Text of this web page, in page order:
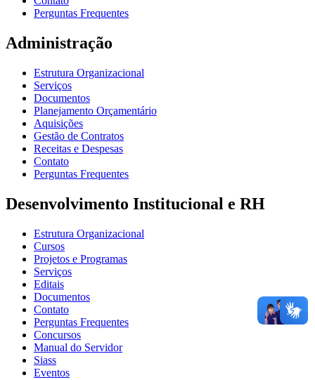
Perguntas Frequentes
Administração
Estrutura Organizacional
Serviços
Documentos
Planejamento Orçamentário
Aquisições
Gestão de Contratos
Receitas e Despesas
Contato
Perguntas Frequentes
Desenvolvimento Institucional e RH
Estrutura Organizacional
Cursos
Projetos e Programas
Serviços
Editais
Documentos
Contato
Perguntas Frequentes
Concursos
Manual do Servidor
Siass
Eventos